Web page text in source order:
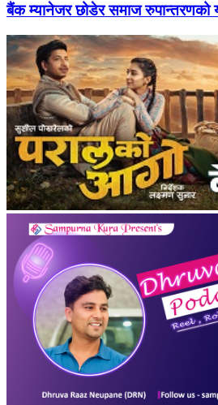
बैंक म्यानेजर छोडेर समाज रुपान्तरणको